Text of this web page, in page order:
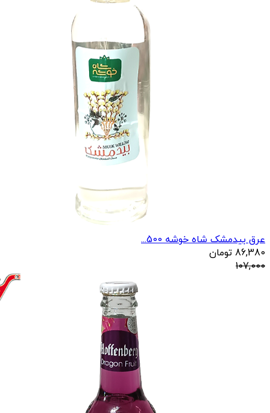
عرق بیدمشک شاه خوشه 500...
86,380 تومان
107,000